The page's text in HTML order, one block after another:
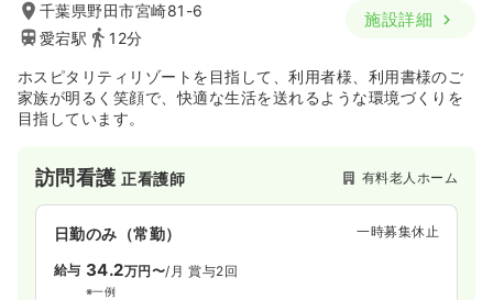
千葉県野田市宮崎81-6
愛宕駅
12分
施設詳細
ホスピタリティリゾートを目指して、利用者様、利用書様のご
家族が明るく笑顔で、快適な生活を送れるような環境づくりを
目指しています。
訪問看護正看護師 有料老人ホーム
日勤のみ（常勤） 一時募集休止
給与 34.2万円〜/月 賞与2回
※一例